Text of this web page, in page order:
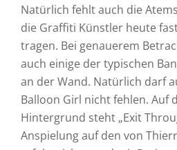
Natürlich fehlt auch die
die Graffiti Künstler heute
tragen. Bei genauerem
auch einige der typischen
an der Wand. Natürlich darf
Balloon Girl nicht fehlen. Auf
Hintergrund steht „Exit
Anspielung auf den von